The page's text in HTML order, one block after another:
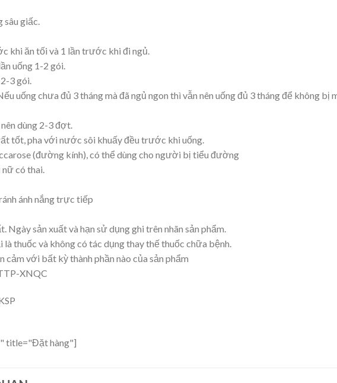
sâu giấc.
khi ăn tối và 1 lần trước khi đi ngủ.
uống 1-2 gói.
3 gói.
uống chưa đủ 3 tháng mà đã ngủ ngon thì vẫn nên uống đủ 3 tháng để không bị
dùng 2-3 đợt.
tốt, pha với nước sôi khuấy đều trước khi uống.
(đường kính), có thể dùng cho người bị tiểu đường
nữ có thai.
ánh nắng trực tiếp
Ngày sản xuất và hạn sử dụng ghi trên nhãn sản phẩm.
là thuốc và không có tác dụng thay thế thuốc chữa bệnh.
cảm với bất kỳ thành phần nào của sản phẩm
XNQC
title="Đặt hàng"]